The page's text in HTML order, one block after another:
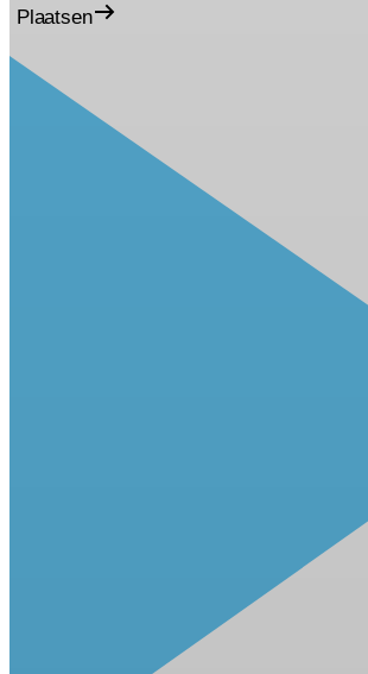
Plaatsen